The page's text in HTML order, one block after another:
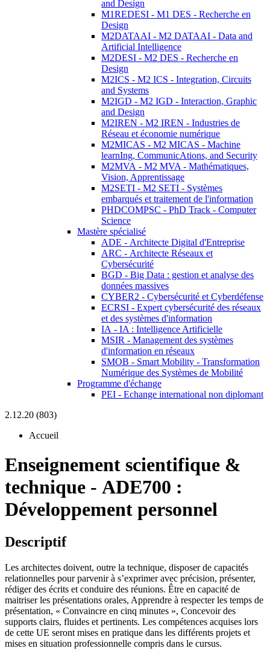
and Design
M1REDESI - M1 DES - Recherche en
Design
M2DATAAI - M2 DATAAI - Data and
Artificial Intelligence
M2DESI - M2 DES - Recherche en
Design
M2ICS - M2 ICS - Integration, Circuits
and Systems
M2IGD - M2 IGD - Interaction, Graphic
and Design
M2IREN - M2 IREN - Industries de
Réseau et économie numérique
M2MICAS - M2 MICAS - Machine
learnIng, CommunicAtions, and Security
M2MVA - M2 MVA - Mathématiques,
Vision, Apprentissage
M2SETI - M2 SETI - Systèmes
embarqués et traitement de l'information
PHDCOMPSC - PhD Track - Computer
Science
Mastère spécialisé
ADE - Architecte Digital d'Entreprise
ARC - Architecte Réseaux et
Cybersécurité
BGD - Big Data : gestion et analyse des
données massives
CYBER2 - Cybersécurité et Cyberdéfense
ECRSI - Expert cybersécurité des réseaux
et des systèmes d'information
IA - IA : Intelligence Artificielle
MSIR - Management des systèmes
d'information en réseaux
SMOB - Smart Mobility - Transformation
Numérique des Systèmes de Mobilité
Programme d'échange
PEI - Echange international non diplomant
2.12.20 (803)
Accueil
Enseignement scientifique &
technique - ADE700 :
Développement personnel
Descriptif
Les architectes doivent, outre la technique, disposer de capacités
relationnelles pour parvenir à s’exprimer avec précision, présenter,
rédiger des écrits et conduire des réunions. Être en capacité de
maitriser les présentations orales, Apprendre à respecter les temps de
présentation, « Convaincre en cinq minutes », Concevoir des
supports clairs, fluides et pertinents. Les compétences acquises lors
de cette UE seront mises en pratique dans les différents projets et
mises en situation professionnelle compris dans le cursus.